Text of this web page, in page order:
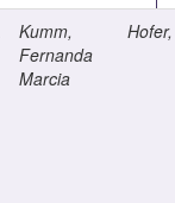
Kumm,
Fernanda
Marcia